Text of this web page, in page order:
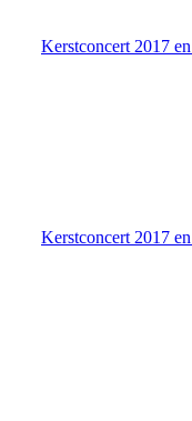
Kerstconcert 2017
Kerstconcert 2017